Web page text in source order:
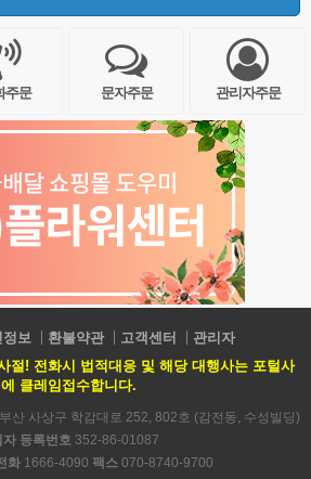
주문 문자주문 관리자주문
정보 환불약관 고객센터
관리자
절! 전화시 법적대응 및 해당 대행사는 포털사
에 클레임접수합니다.
산 사상구 학감대로 252, 802호 (감전동, 수성빌딩)
자 등록번호 352-86-01087
화 1666-4090 팩스 070-8740-9700